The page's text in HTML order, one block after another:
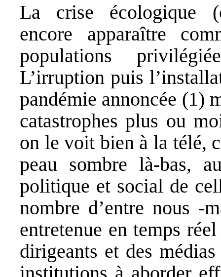
La crise écologique
encore apparaître
populations
L’irruption puis
pandémie annoncée (1)
catastrophes plus ou
on le voit bien à la télé,
peau sombre là-bas,
politique et social de
nombre d’entre nous -
entretenue en temps
dirigeants et des